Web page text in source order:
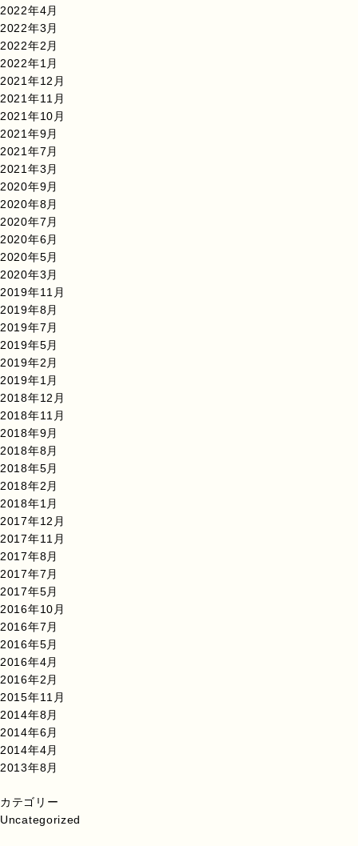
2022年4月
2022年3月
2022年2月
2022年1月
2021年12月
2021年11月
2021年10月
2021年9月
2021年7月
2021年3月
2020年9月
2020年8月
2020年7月
2020年6月
2020年5月
2020年3月
2019年11月
2019年8月
2019年7月
2019年5月
2019年2月
2019年1月
2018年12月
2018年11月
2018年9月
2018年8月
2018年5月
2018年2月
2018年1月
2017年12月
2017年11月
2017年8月
2017年7月
2017年5月
2016年10月
2016年7月
2016年5月
2016年4月
2016年2月
2015年11月
2014年8月
2014年6月
2014年4月
2013年8月
カテゴリー
Uncategorized